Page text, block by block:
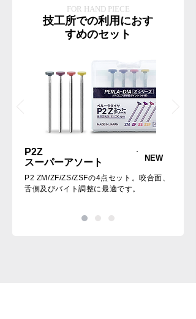
FOR HAND PIECE
技工所での利用におす
すめのセット
NEW
P2Z
スーパーアソート
P2 ZM/ZF/ZS/ZSFの4点セット。咬合面、
舌側及びバイト調整に最適です。